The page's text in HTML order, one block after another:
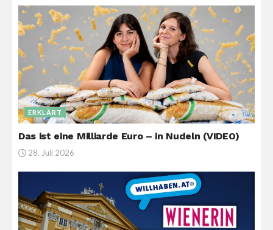
ERKLÄRT
Das ist eine Milliarde Euro – in Nudeln (VIDEO)
28. Juli 2026